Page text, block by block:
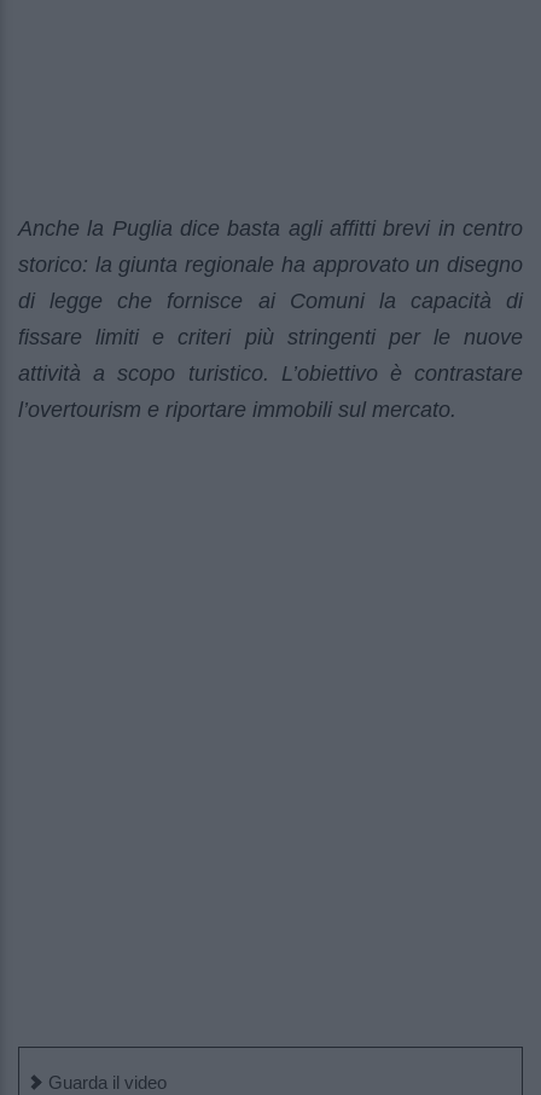
Anche la Puglia dice basta agli affitti brevi in centro
storico: la giunta regionale ha approvato un disegno
di legge che fornisce ai Comuni la capacità di
fissare limiti e criteri più stringenti per le nuove
attività a scopo turistico. L’obiettivo è contrastare
l’overtourism e riportare immobili sul mercato.
Guarda il video